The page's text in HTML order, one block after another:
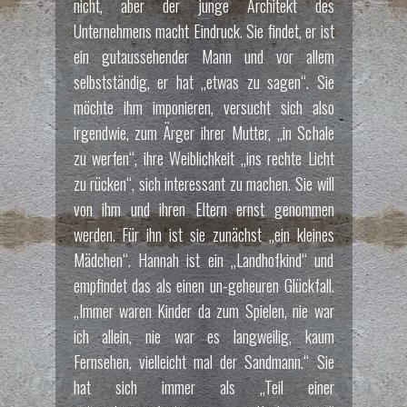
nicht, aber der junge Architekt des
Unternehmens macht Eindruck. Sie findet, er ist
ein gutaussehender Mann und vor allem
selbstständig, er hat „etwas zu sagen“. Sie
möchte ihm imponieren, versucht sich also
irgendwie, zum Ärger ihrer Mutter, „in Schale
zu werfen“, ihre Weiblichkeit „ins rechte Licht
zu rücken“, sich interessant zu machen. Sie will
von ihm und ihren Eltern ernst genommen
werden. Für ihn ist sie zunächst „ein kleines
Mädchen“. Hannah ist ein „Landhofkind“ und
empfindet das als einen un-geheuren Glückfall.
„Immer waren Kinder da zum Spielen, nie war
ich allein, nie war es langweilig, kaum
Fernsehen, vielleicht mal der Sandmann.“ Sie
hat sich immer als „Teil einer